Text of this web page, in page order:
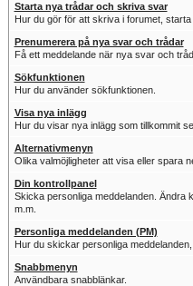
Starta nya trådar och skriva svar
Hur du gör för att skriva i forumet, starta
Prenumerera på nya svar och trådar
Få ett meddelande när nya svar och
Sökfunktionen
Hur du använder sökfunktionen.
Visa nya inlägg
Hur du visar nya inlägg som tillkommit
Alternativmenyn
Olika valmöjligheter att visa eller spara
Din kontrollpanel
Skicka personliga meddelanden. Ändra
m.m.
Personliga meddelanden (PM)
Hur du skickar personliga
Snabbmenyn
Användbara snabblänkar.